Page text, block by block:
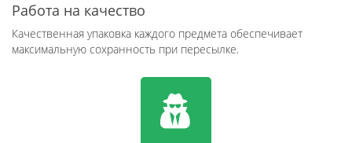
Работа на качество
Качественная упаковка каждого предмета обеспечивает
максимальную сохранность при пересылке.